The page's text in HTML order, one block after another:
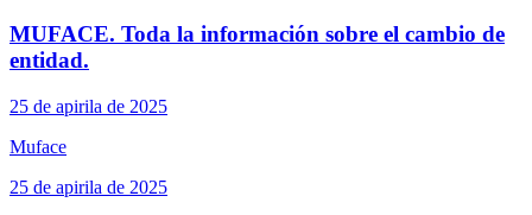
MUFACE. Toda la información sobre el cambio de
entidad.
25 de apirila de 2025
Muface
25 de apirila de 2025